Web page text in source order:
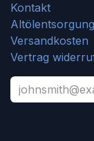
Kontakt
Altölentsorgung
Versandkosten
Vertrag